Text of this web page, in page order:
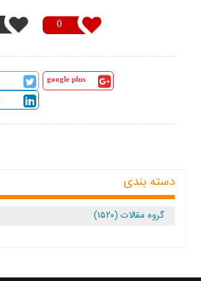
0
google plus
دسته بندی
گروه مقالات (۱۵۲۰)